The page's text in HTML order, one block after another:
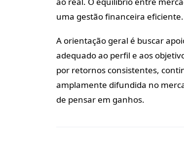
uma gestão financeira eficiente.
A orientação geral é buscar
adequado ao perfil e aos
por retornos consistentes,
amplamente difundida no
de pensar em ganhos.